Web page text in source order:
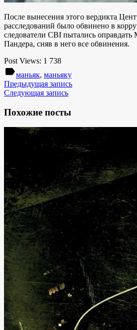
После вынесения этого вердикта
расследований было обвинено в
следователи CBI пытались
Пандера, сняв в него все обвинения.
Post Views: 1 738
labelманьяк, маньяку
Предыдущая запись
Следующая запись
Похожие посты